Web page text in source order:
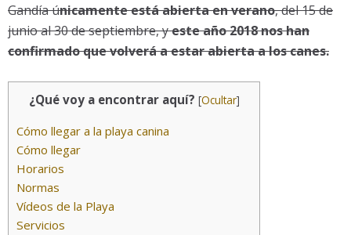
Gandía únicamente está abierta en verano, del 15 de
junio al 30 de septiembre, yeste año 2018 nos han
confirmado que volverá a estar abierta a los canes.
¿Qué voy a encontrar aquí? [Ocultar]
Cómo llegar a la playa canina
Cómo llegar
Horarios
Normas
Vídeos de la Playa
Servicios